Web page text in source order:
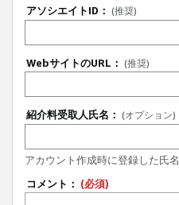
アソシエイトID： (推奨)
WebサイトのURL： (推奨)
紹介料受取人氏名： (オプション)
アカウント作成時に登録した氏名
コメント： (必須)